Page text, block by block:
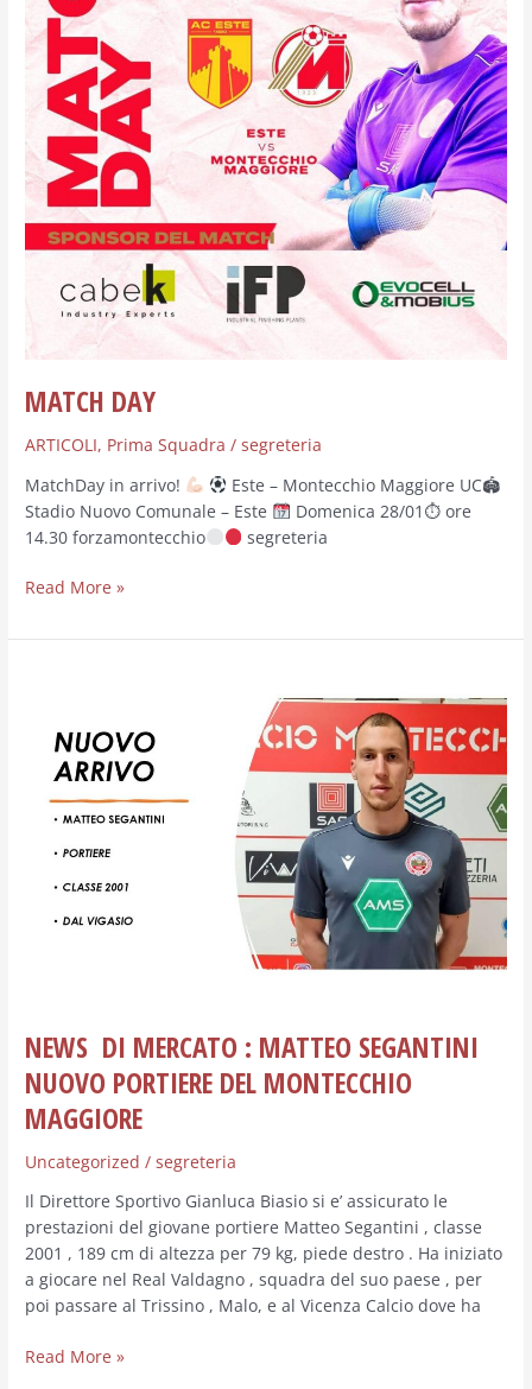
MATCH DAY
ARTICOLI, Prima Squadra /segreteria
MatchDay in arrivo!
Este – Montecchio Maggiore UC🏟
Stadio Nuovo Comunale – Este
Domenica 28/01⏱ ore
14.30 forzamontecchio
segreteria
Read More »
NEWS DI MERCATO : MATTEO SEGANTINI
NUOVO PORTIERE DEL MONTECCHIO
MAGGIORE
Uncategorized /segreteria
Il Direttore Sportivo Gianluca Biasio si e’ assicurato le
prestazioni del giovane portiere Matteo Segantini , classe
2001 , 189 cm di altezza per 79 kg, piede destro . Ha iniziato
a giocare nel Real Valdagno , squadra del suo paese , per
poi passare al Trissino , Malo, e al Vicenza Calcio dove ha
MERCATO
MATTEO
SEGANTINI
PORTIERE
DEL
Read More »